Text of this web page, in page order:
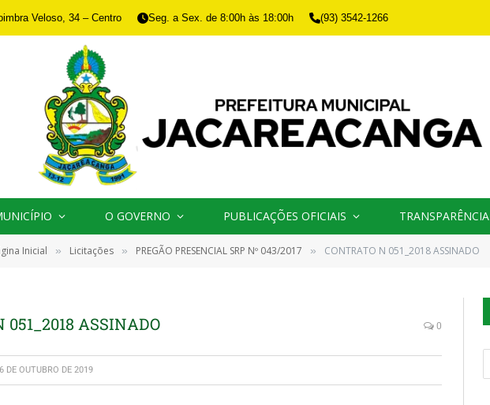
Veloso, 34 – Centro Seg. a Sex. de 8:00h às 18:00h (93) 3542-1266
O GOVERNO PUBLICAÇÕES OFICIAIS TRANSPARÊNCIA
Inicial » Licitações » PREGÃO PRESENCIAL SRP Nº 043/2017 » CONTRATO N 051_2018 ASSINADO
051_2018 ASSINADO 0
DE OUTUBRO DE 2019